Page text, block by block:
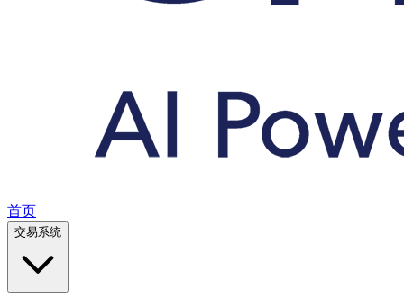
首页
交易系统